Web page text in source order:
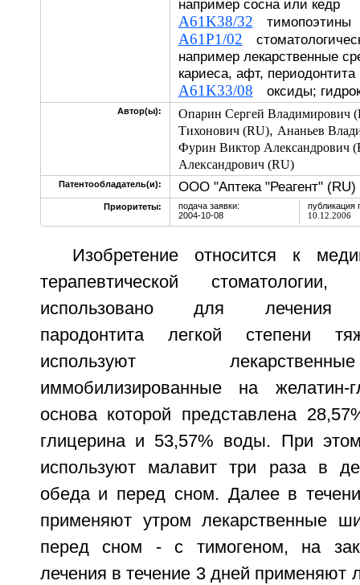
например сосна или кедр
A61K38/32 тимопоэтины
A61P1/02
например лекарственные
кариеса, афт, периодонтита
A61K33/08 оксиды;
Автор(ы):
Опарин Сергей Владимирович
Тихонович (RU), Ананьев
Фурин Виктор Александрович
Александрович (RU)
Патентообладатель(и): ООО "Аптека "Реагент" (RU)
Приоритеты:
подача заявки:
2004-10-08
публикация
10.12.2006
Изобретение относится к
терапевтической
использовано для лечения
пародонтита легкой степени
используют
иммобилизированные на желатин-
основа которой представлена
глицерина и 53,57% воды. При
используют малавит три раза в
обеда и перед сном. Далее в
применяют утром лекарственные
перед сном - с тимогеном, на
лечения в течение 3 дней применяют